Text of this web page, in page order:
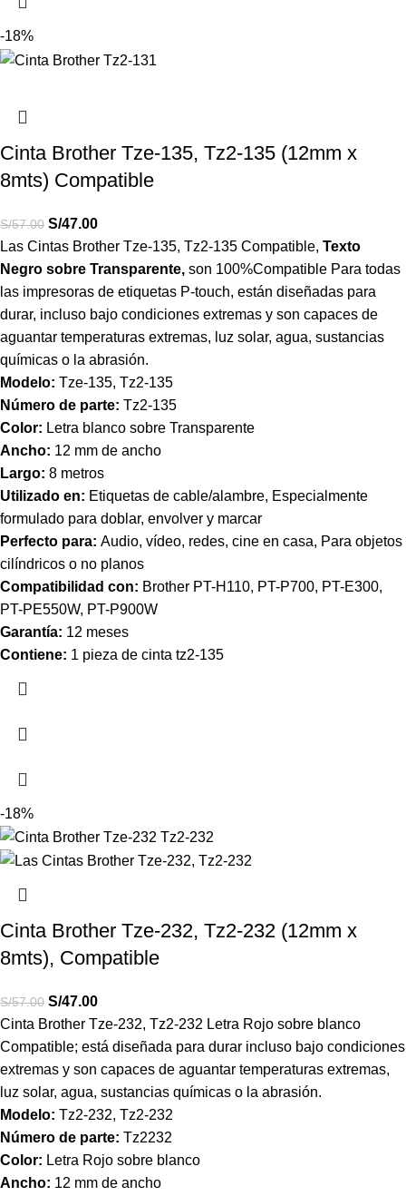
-18%
Cinta Brother Tze-135, Tz2-135 (12mm x
8mts) Compatible
S/57.00 S/47.00
Las Cintas Brother Tze-135, Tz2-135 Compatible, Texto
Negro sobre Transparente, son 100%Compatible Para todas
las impresoras de etiquetas P-touch, están diseñadas para
durar, incluso bajo condiciones extremas y son capaces de
aguantar temperaturas extremas, luz solar, agua, sustancias
químicas o la abrasión.
Modelo: Tze-135, Tz2-135
Número de parte: Tz2-135
Color: Letra blanco sobre Transparente
Ancho: 12 mm de ancho
Largo: 8 metros
Utilizado en: Etiquetas de cable/alambre, Especialmente
formulado para doblar, envolver y marcar
Perfecto para: Audio, vídeo, redes, cine en casa, Para objetos
cilíndricos o no planos
Compatibilidad con: Brother PT-H110, PT-P700, PT-E300,
PT-PE550W, PT-P900W
Garantía: 12 meses
Contiene: 1 pieza de cinta tz2-135
-18%
Cinta Brother Tze-232, Tz2-232 (12mm x
8mts), Compatible
S/57.00 S/47.00
Cinta Brother Tze-232, Tz2-232 Letra Rojo sobre blanco
Compatible; está diseñada para durar incluso bajo condiciones
extremas y son capaces de aguantar temperaturas extremas,
luz solar, agua, sustancias químicas o la abrasión.
Modelo: Tz2-232, Tz2-232
Número de parte: Tz2232
Color: Letra Rojo sobre blanco
Ancho: 12 mm de ancho